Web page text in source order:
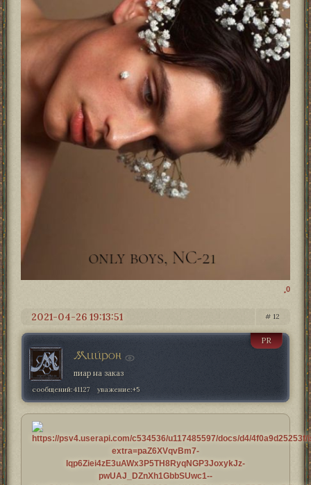
0
12
2021-04-26 19:13:51
Мийрон
PR
пиар на заказ
сообщений:41127 уважение:+5